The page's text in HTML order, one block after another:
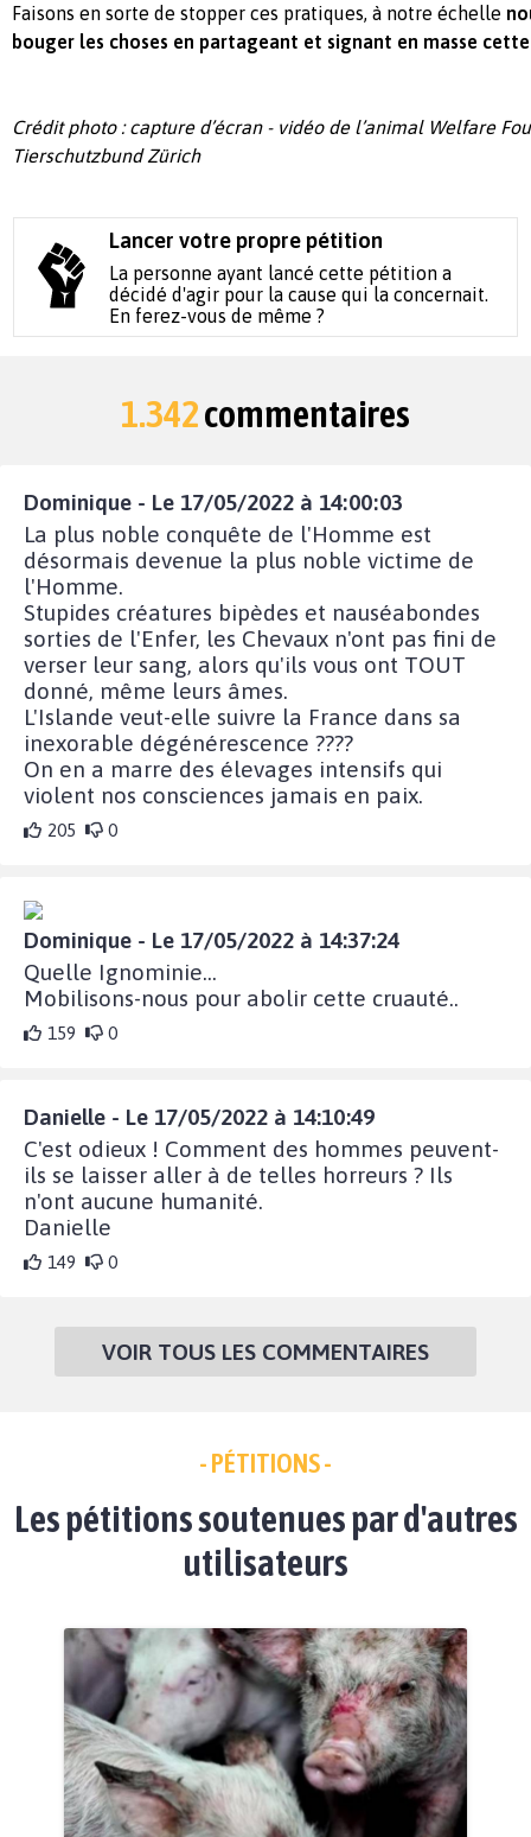
Faisons en sorte de stopper ces pratiques, à notre échelle
bouger les choses en partageant et signant en masse
Crédit photo : capture d’écran - vidéo de l’animal Welfare
Tierschutzbund Zürich
Lancer votre propre pétition
La personne ayant lancé cette pétition a
décidé d'agir pour la cause qui la concernait.
En ferez-vous de même ?
1.342commentaires
Dominique - Le 17/05/2022 à 14:00:03
La plus noble conquête de l'Homme est
désormais devenue la plus noble victime de
l'Homme.
Stupides créatures bipèdes et nauséabondes
sorties de l'Enfer, les Chevaux n'ont pas fini de
verser leur sang, alors qu'ils vous ont TOUT
donné, même leurs âmes.
L'Islande veut-elle suivre la France dans sa
inexorable dégénérescence ????
On en a marre des élevages intensifs qui
violent nos consciences jamais en paix.
205 0
Dominique - Le 17/05/2022 à 14:37:24
Quelle Ignominie...
Mobilisons-nous pour abolir cette cruauté..
159 0
Danielle - Le 17/05/2022 à 14:10:49
C'est odieux ! Comment des hommes peuvent-
ils se laisser aller à de telles horreurs ? Ils
n'ont aucune humanité.
Danielle
149 0
VOIR TOUS LES COMMENTAIRES
- PÉTITIONS -
Les pétitions soutenues par d'autres
utilisateurs